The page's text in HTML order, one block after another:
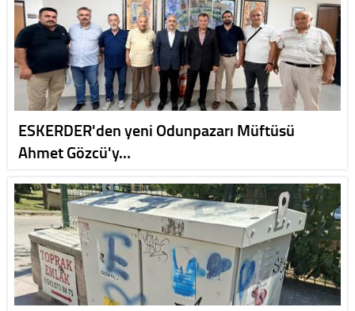
ESKERDER'den yeni Odunpazarı Müftüsü
Ahmet Gözcü'y…